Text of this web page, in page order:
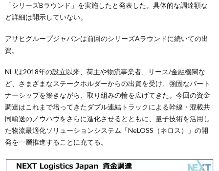
「シリーズBラウンド」を実施したと発表した。具体的な調達額な
ど詳細は開示していない。
アサヒグループジャパンは前回のシリーズAラウンドに続いての出
資。
NLJは2018年の設立以来、荷主や物流事業者、リース/金融機関な
ど、さまざまなステークホルダーからの出資を受け、強固なパート
ナーシップを築きながら、取り組みの輪を広げてきた。今回の資金
調達はこれまで培ってきたダブル連結トラックによる幹線・混載共
同輸送のノウハウをさらに進化させるとともに、量子技術を活用し
た物流最適化ソリューションシステム「NeLOSS（ネロス）」の開
発を一層推進することに充てる。